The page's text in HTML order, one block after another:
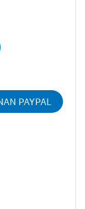
PAYPAL